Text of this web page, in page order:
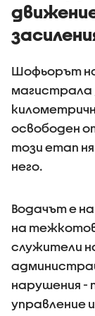
Шофьорът на
магистрала
освободен
този етап
него.
Водачът е
на
служители
нарушения -
управление